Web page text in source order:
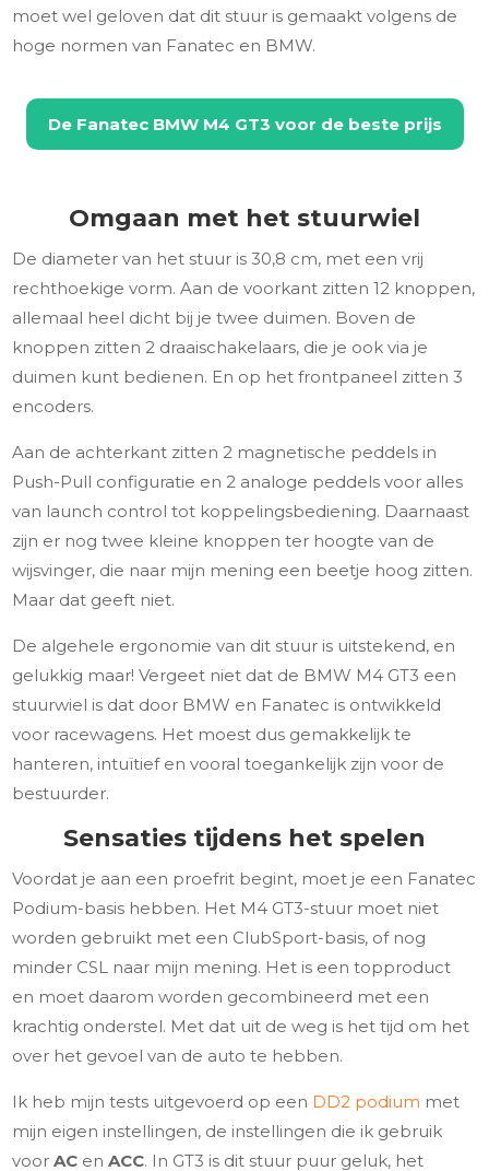
moet wel geloven dat dit stuur is gemaakt volgens de
hoge normen van Fanatec en BMW.
De Fanatec BMW M4 GT3 voor de beste prijs
Omgaan met het stuurwiel
De diameter van het stuur is 30,8 cm, met een vrij
rechthoekige vorm. Aan de voorkant zitten 12 knoppen,
allemaal heel dicht bij je twee duimen. Boven de
knoppen zitten 2 draaischakelaars, die je ook via je
duimen kunt bedienen. En op het frontpaneel zitten 3
encoders.
Aan de achterkant zitten 2 magnetische peddels in
Push-Pull configuratie en 2 analoge peddels voor alles
van launch control tot koppelingsbediening. Daarnaast
zijn er nog twee kleine knoppen ter hoogte van de
wijsvinger, die naar mijn mening een beetje hoog zitten.
Maar dat geeft niet.
De algehele ergonomie van dit stuur is uitstekend, en
gelukkig maar! Vergeet niet dat de BMW M4 GT3 een
stuurwiel is dat door BMW en Fanatec is ontwikkeld
voor racewagens. Het moest dus gemakkelijk te
hanteren, intuïtief en vooral toegankelijk zijn voor de
bestuurder.
Sensaties tijdens het spelen
Voordat je aan een proefrit begint, moet je een Fanatec
Podium-basis hebben. Het M4 GT3-stuur moet niet
worden gebruikt met een ClubSport-basis, of nog
minder CSL naar mijn mening. Het is een topproduct
en moet daarom worden gecombineerd met een
krachtig onderstel. Met dat uit de weg is het tijd om het
over het gevoel van de auto te hebben.
Ik heb mijn tests uitgevoerd op een DD2 podium met
mijn eigen instellingen, de instellingen die ik gebruik
voorAC enACC. In GT3 is dit stuur puur geluk, het